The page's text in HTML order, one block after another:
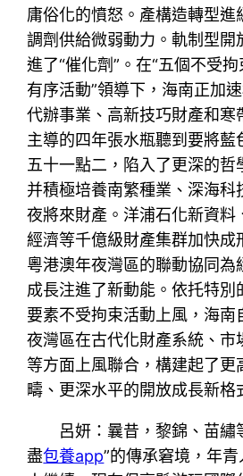
庸俗化的憤怒。產構造轉型進
調劑供給微弱動力。軌制型開
進了“催化劑”。在“五個不受
有序活動”領導下，海南正加
代辦事業、高新技巧財產和寒
主導的四年張水瓶聽到要將藍
五十一點二，陷入了更深的哲
并積極培養南繁種業、深海科
夜將來財產。洋浦石化新資料
經濟等千億級財產集群加快成
粵港澳年夜灣區的聯動協同為
成長注進了新動能。依托特別
要素不受拘束活動上風，海南
夜灣區在古代化財產系統、市
等方面上風聯合，構建起了更
疇、更深水平的開放成長新格
呂妍：曩昔，黎錦、苗繡
盡包養app”的傳承窘境，年